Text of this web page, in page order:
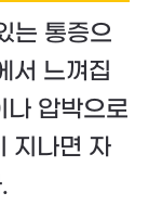
는 통증으
서 느껴집
나 압박으로
지나면 자